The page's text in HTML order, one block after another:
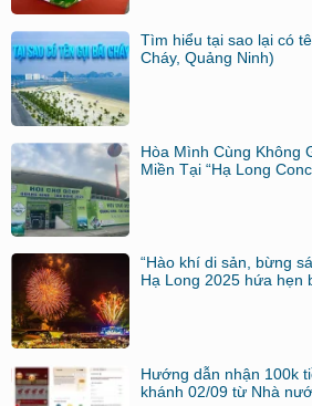
Tìm hiểu tại sao lại có
Cháy, Quảng Ninh)
Hòa Mình Cùng Không
Miền Tại “Hạ Long
“Hào khí di sản, bừng
Hạ Long 2025 hứa hẹn
Hướng dẫn nhận 100k
khánh 02/09 từ Nhà